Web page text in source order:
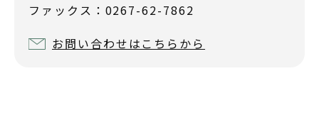
ファックス：0267-62-7862
お問い合わせはこちらから